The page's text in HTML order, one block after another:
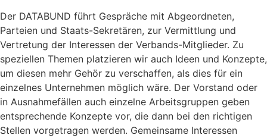
Der DATABUND führt Gespräche mit Abgeordneten,
Parteien und Staats-Sekretären, zur Vermittlung und
Vertretung der Interessen der Verbands-Mitglieder. Zu
speziellen Themen platzieren wir auch Ideen und Konzepte,
um diesen mehr Gehör zu verschaffen, als dies für ein
einzelnes Unternehmen möglich wäre. Der Vorstand oder
in Ausnahmefällen auch einzelne Arbeitsgruppen geben
entsprechende Konzepte vor, die dann bei den richtigen
Stellen vorgetragen werden. Gemeinsame Interessen